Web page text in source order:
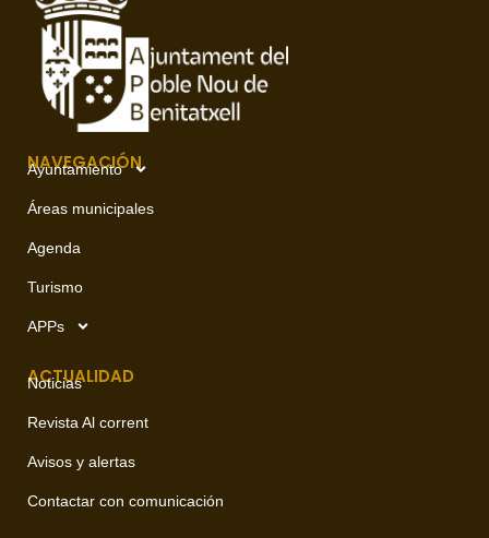
NAVEGACIÓN
Ayuntamiento
Áreas municipales
Agenda
Turismo
APPs
ACTUALIDAD
Noticias
Revista Al corrent
Avisos y alertas
Contactar con comunicación